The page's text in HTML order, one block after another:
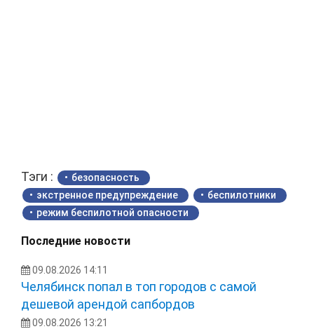
Тэги :
безопасность
экстренное предупреждение
беспилотники
режим беспилотной опасности
Последние новости
09.08.2026 14:11
Челябинск попал в топ городов с самой
дешевой арендой сапбордов
09.08.2026 13:21